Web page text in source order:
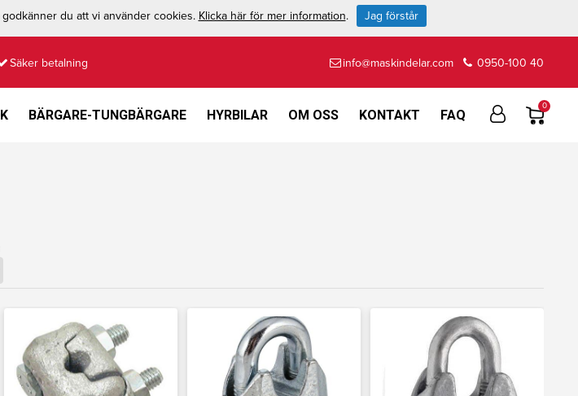
Säker betalning info@maskindelar.com 0950-100 40
BÄRGARE-TUNGBÄRGARE HYRBILAR OM OSS KONTAKT FAQ
0
du att vi använder cookies. Klicka här för mer information. Jag förstår